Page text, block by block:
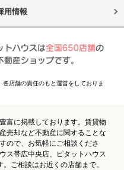
用情報
店舗の責任のもと運営をしておりま
富に掲載しております。賃貸物
売却など不動産に関することな
ので、お気軽にご相談くださ
ス帯広中央店、ピタットハウス
ご相談はお近くの店舗まで。